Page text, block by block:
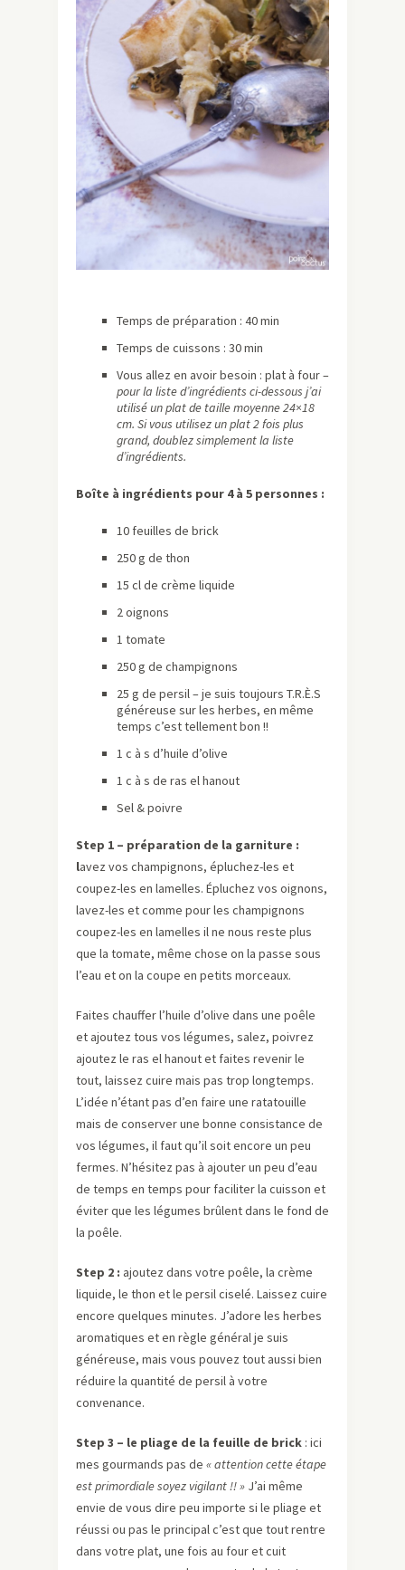
Temps de préparation : 40 min
Temps de cuissons : 30 min
Vous allez en avoir besoin : plat à four –
pour la liste d’ingrédients ci-dessous j’ai
utilisé un plat de taille moyenne 24×18
cm. Si vous utilisez un plat 2 fois plus
grand, doublez simplement la liste
d’ingrédients.
Boîte à ingrédients pour 4 à 5 personnes :
10 feuilles de brick
250 g de thon
15 cl de crème liquide
2 oignons
1 tomate
250 g de champignons
25 g de persil – je suis toujours T.R.È.S
généreuse sur les herbes, en même
temps c’est tellement bon !!
1 c à s d’huile d’olive
1 c à s de ras el hanout
Sel & poivre
Step 1 – préparation de la garniture :
lavez vos champignons, épluchez-les et
coupez-les en lamelles. Épluchez vos oignons,
lavez-les et comme pour les champignons
coupez-les en lamelles il ne nous reste plus
que la tomate, même chose on la passe sous
l’eau et on la coupe en petits morceaux.
Faites chauffer l’huile d’olive dans une poêle
et ajoutez tous vos légumes, salez, poivrez
ajoutez le ras el hanout et faites revenir le
tout, laissez cuire mais pas trop longtemps.
L’idée n’étant pas d’en faire une ratatouille
mais de conserver une bonne consistance de
vos légumes, il faut qu’il soit encore un peu
fermes. N’hésitez pas à ajouter un peu d’eau
de temps en temps pour faciliter la cuisson et
éviter que les légumes brûlent dans le fond de
la poêle.
Step 2 : ajoutez dans votre poêle, la crème
liquide, le thon et le persil ciselé. Laissez cuire
encore quelques minutes. J’adore les herbes
aromatiques et en règle général je suis
généreuse, mais vous pouvez tout aussi bien
réduire la quantité de persil à votre
convenance.
Step 3 – le pliage de la feuille de brick : ici
mes gourmands pas de « attention cette étape
est primordiale soyez vigilant !! » J’ai même
envie de vous dire peu importe si le pliage et
réussi ou pas le principal c’est que tout rentre
dans votre plat, une fois au four et cuit